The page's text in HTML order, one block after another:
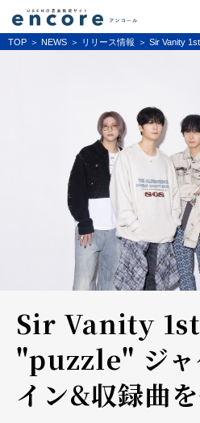
TOP NEWS リリース情報 Sir Vanity
Sir Vanity
"puzzle" ジャ
イン&収録曲を